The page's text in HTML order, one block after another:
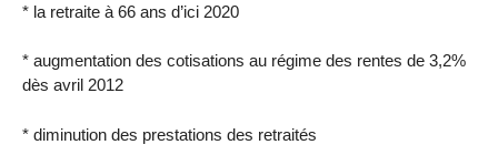
* la retraite à 66 ans d’ici 2020
* augmentation des cotisations au régime des rentes de 3,2%
dès avril 2012
* diminution des prestations des retraités